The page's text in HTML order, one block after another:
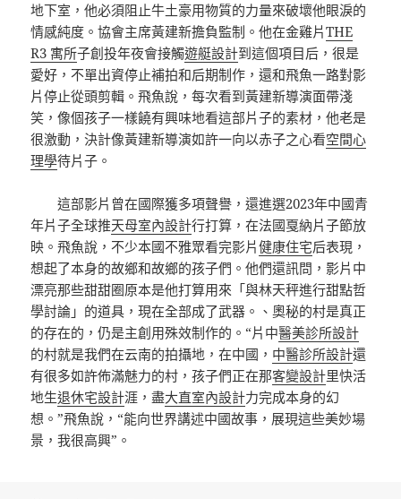
地下室，他必須阻止牛土豪用物質的力量來破壞他眼淚的
情感純度。協會主席黃建新擔負監制。他在金雞片THE
R3 寓所子創投年夜會接觸遊艇設計到這個項目后，很是
愛好，不單出資停止補拍和后期制作，還和飛魚一路對影
片停止從頭剪輯。飛魚說，每次看到黃建新導演面帶淺
笑，像個孩子一樣饒有興味地看這部片子的素材，他老是
很激動，決計像黃建新導演如許一向以赤子之心看空間心
理學待片子。
這部影片曾在國際獲多項聲譽，還進選2023年中國青
年片子全球推天母室內設計行打算，在法國戛納片子節放
映。飛魚說，不少本國不雅眾看完影片健康住宅后表現，
想起了本身的故鄉和故鄉的孩子們。他們還訊問，影片中
漂亮那些甜甜圈原本是他打算用來「與林天秤進行甜點哲
學討論」的道具，現在全部成了武器。、奧秘的村是真正
的存在的，仍是主創用殊效制作的。“片中醫美診所設計
的村就是我們在云南的拍攝地，在中國， 中醫診所設計還
有很多如許佈滿魅力的村，孩子們正在那客變設計里快活
地生退休宅設計涯，盡大直室內設計力完成本身的幻
想。”飛魚說，“能向世界講述中國故事，展現這些美妙場
景，我很高興”。